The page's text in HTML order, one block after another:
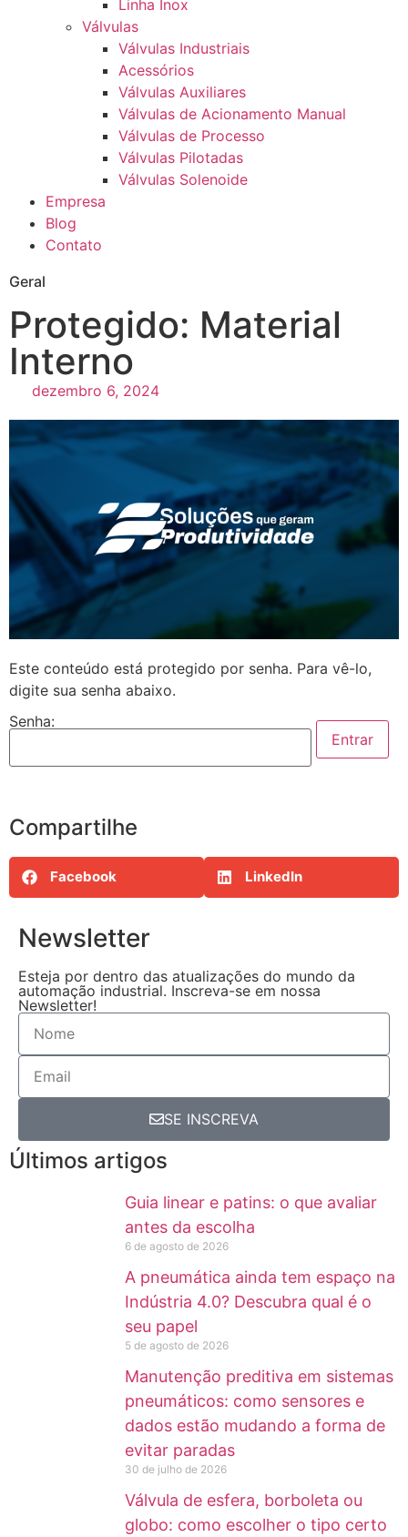
Linha Inox
Válvulas
Válvulas Industriais
Acessórios
Válvulas Auxiliares
Válvulas de Acionamento Manual
Válvulas de Processo
Válvulas Pilotadas
Válvulas Solenoide
Empresa
Blog
Contato
Geral
Protegido: Material
Interno
dezembro 6, 2024
Este conteúdo está protegido por senha. Para vê-lo,
digite sua senha abaixo.
Senha:
Compartilhe
Facebook LinkedIn
Newsletter
Esteja por dentro das atualizações do mundo da
automação industrial. Inscreva-se em nossa
Newsletter!
SE INSCREVA
Últimos artigos
Guia linear e patins: o que avaliar
antes da escolha
6 de agosto de 2026
A pneumática ainda tem espaço na
Indústria 4.0? Descubra qual é o
seu papel
5 de agosto de 2026
Manutenção preditiva em sistemas
pneumáticos: como sensores e
dados estão mudando a forma de
evitar paradas
30 de julho de 2026
Válvula de esfera, borboleta ou
globo: como escolher o tipo certo